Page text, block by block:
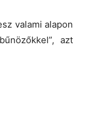
valami alapon
azt